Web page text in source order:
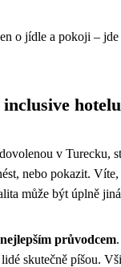
o jídle a pokoji –
hotelu
v Turecku,
nebo pokazit.
může být úplně
průvodcem
skutečně píšou.